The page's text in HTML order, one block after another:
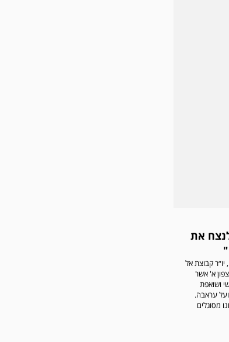
את
קבוצת אל
א' אשר
ושואפת
עראבה.
מסוגלים